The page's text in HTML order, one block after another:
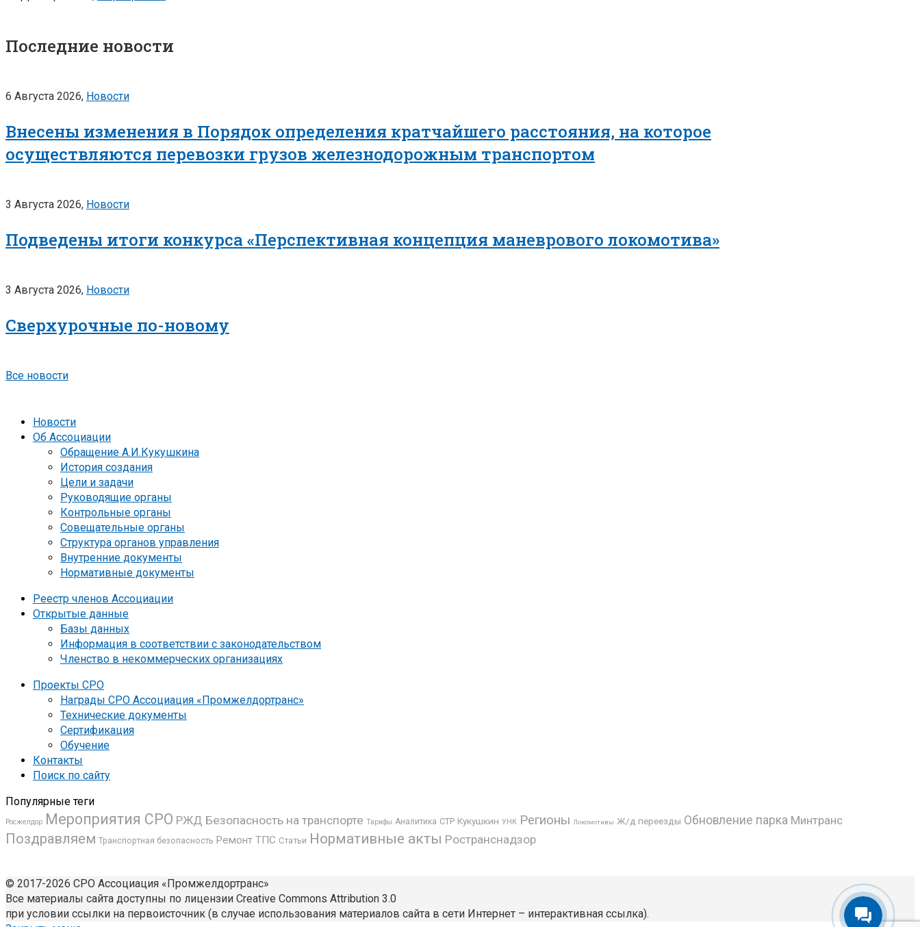
Последние новости
6 Августа 2026, Новости
Внесены изменения в Порядок определения кратчайшего расстояния, на которое
осуществляются перевозки грузов железнодорожным транспортом
3 Августа 2026, Новости
Подведены итоги конкурса «Перспективная концепция маневрового локомотива»
3 Августа 2026, Новости
Сверхурочные по-новому
Все новости
Новости
Об Ассоциации
Обращение А.И.Кукушкина
История создания
Цели и задачи
Руководящие органы
Контрольные органы
Совещательные органы
Структура органов управления
Внутренние документы
Нормативные документы
Реестр членов Ассоциации
Открытые данные
Базы данных
Информация в соответствии с законодательством
Членство в некоммерческих организациях
Проекты СРО
Награды СРО Ассоциация «Промжелдортранс»
Технические документы
Сертификация
Обучение
Контакты
Поиск по сайту
Популярные теги
Росжелдор Мероприятия СРО РЖД Безопасность на транспорте Тарифы Аналитика СТР Кукушкин УНК Регионы Локомотивы Ж/д переезды Обновление парка Минтранс
Поздравляем Транспортная безопасность Ремонт ТПС Статьи Нормативные акты Ространснадзор
© 2017-2026 СРО Ассоциация «Промжелдортранс»
Все материалы сайта доступны по лицензии Creative Commons Attribution 3.0
при условии ссылки на первоисточник (в случае использования материалов сайта в сети Интернет – интерактивная ссылка).